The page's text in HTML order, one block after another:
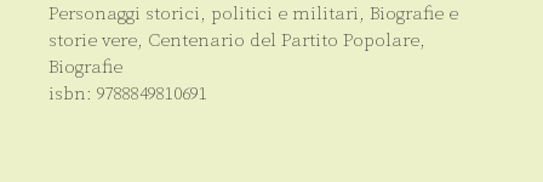
Personaggi storici, politici e militari, Biografie e
storie vere, Centenario del Partito Popolare,
Biografie
isbn: 9788849810691